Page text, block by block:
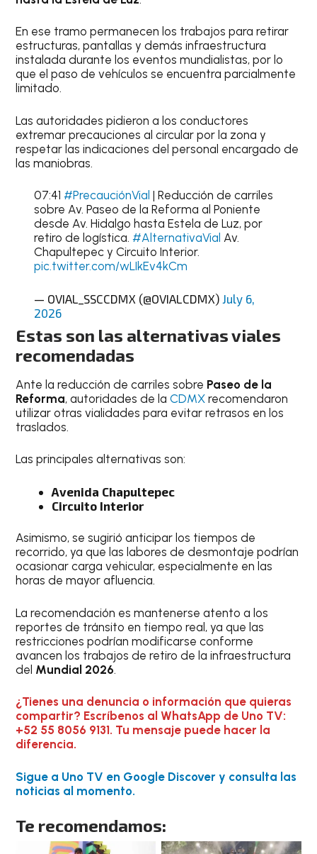
En ese tramo permanecen los trabajos para retirar
estructuras, pantallas y demás infraestructura
instalada durante los eventos mundialistas, por lo
que el paso de vehículos se encuentra parcialmente
limitado.
Las autoridades pidieron a los conductores
extremar precauciones al circular por la zona y
respetar las indicaciones del personal encargado de
las maniobras.
07:41 #PrecauciónVial | Reducción de carriles
sobre Av. Paseo de la Reforma al Poniente
desde Av. Hidalgo hasta Estela de Luz, por
retiro de logística. #AlternativaVial Av.
Chapultepec y Circuito Interior.
pic.twitter.com/wLIkEv4kCm
— OVIAL_SSCCDMX (@OVIALCDMX) July 6,
2026
Estas son las alternativas viales
recomendadas
Ante la reducción de carriles sobre Paseo de la
Reforma, autoridades de laCDMX recomendaron
utilizar otras vialidades para evitar retrasos en los
traslados.
Las principales alternativas son:
Avenida Chapultepec
Circuito Interior
Asimismo, se sugirió anticipar los tiempos de
recorrido, ya que las labores de desmontaje podrían
ocasionar carga vehicular, especialmente en las
horas de mayor afluencia.
La recomendación es mantenerse atento a los
reportes de tránsito en tiempo real, ya que las
restricciones podrían modificarse conforme
avancen los trabajos de retiro de la infraestructura
del Mundial 2026.
¿Tienes una denuncia o información que quieras
compartir? Escríbenos al WhatsApp de Uno TV:
+52 55 8056 9131. Tu mensaje puede hacer la
diferencia.
Sigue a Uno TV en Google Discover y consulta las
noticias al momento.
Te recomendamos: